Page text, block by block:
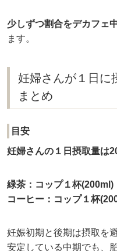
少しずつ割合をデカフェ
ます。
妊婦さんが１日に
まとめ
目安
妊婦さんの１日摂取量は
緑茶：コップ１杯
コーヒー：コップ１杯
妊娠初期と後期は摂取を避
安定している中期でも、